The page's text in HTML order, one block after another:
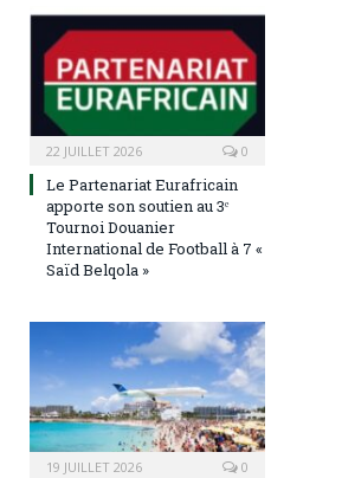
22 JUILLET 2026 0
Le Partenariat Eurafricain
apporte son soutien au 3ᵉ
Tournoi Douanier
International de Football à 7 «
Saïd Belqola »
19 JUILLET 2026 0